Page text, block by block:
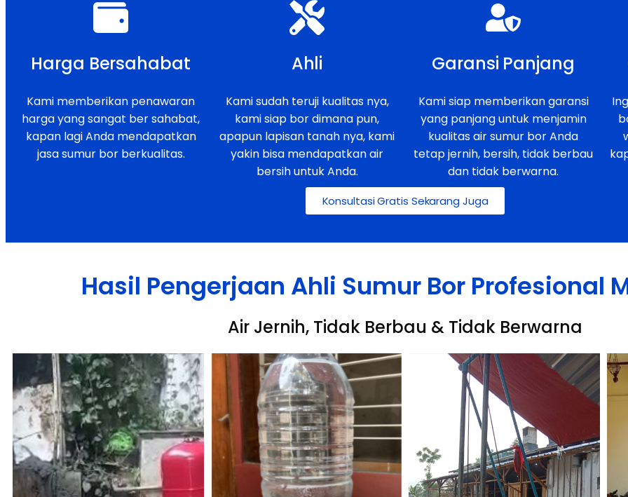
Harga Bersahabat
Kami memberikan penawaran
harga yang sangat ber sahabat,
kapan lagi Anda mendapatkan
jasa sumur bor berkualitas.
Ahli
Kami sudah teruji kualitas nya,
kami siap bor dimana pun,
apapun lapisan tanah nya, kami
yakin bisa mendapatkan air
bersih untuk Anda.
Garansi Panjang
Kami siap memberikan garansi
yang panjang untuk menjamin
kualitas air sumur bor Anda
tetap jernih, bersih, tidak berbau
dan tidak berwarna.
Konsultasi Gratis Sekarang Juga
Hasil Pengerjaan Ahli Sumur Bor Profesional
Air Jernih, Tidak Berbau & Tidak Berwarna